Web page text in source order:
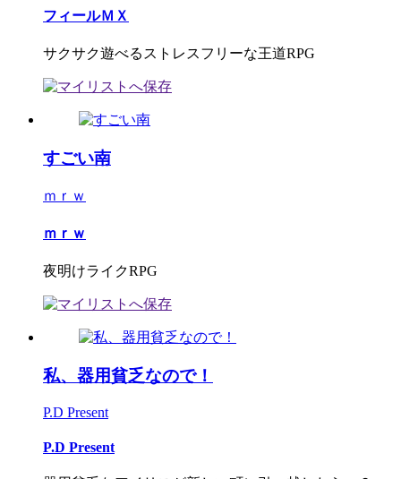
フィールＭＸ
サクサク遊べるストレスフリーな王道RPG
すごい南
ｍｒｗ
ｍｒｗ
夜明けライクRPG
私、器用貧乏なので！
P.D Present
P.D Present